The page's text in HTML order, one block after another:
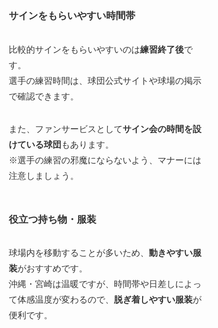
サインをもらいやすい時間帯
比較的サインをもらいやすいのは練習終了後で
す。
選手の練習時間は、球団公式サイトや球場の掲示
で確認できます。
また、ファンサービスとしてサイン会の時間を設
けている球団 もあります。
※選手の練習の邪魔にならないよう、マナーには
注意しましょう。
役立つ持ち物・服装
球場内を移動することが多いため、 動きやすい服
装がおすすめです。
沖縄・宮崎は温暖ですが、時間帯や日差しによっ
て体感温度が変わるので、 脱ぎ着しやすい服装が
便利です。